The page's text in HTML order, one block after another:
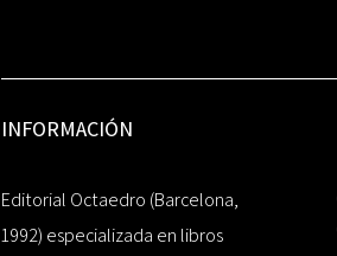
INFORMACIÓN
Editorial Octaedro (Barcelona,
1992) especializada en libros